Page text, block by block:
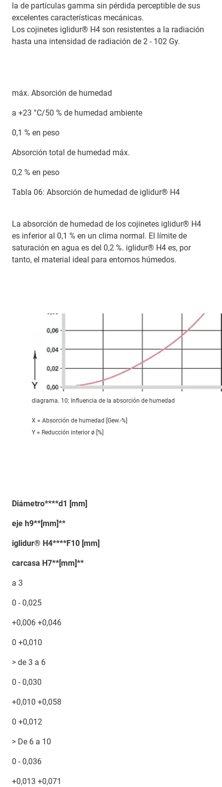
la de partículas gamma sin pérdida perceptible de sus
excelentes características mecánicas.
Los cojinetes iglidur® H4 son resistentes a la radiación
hasta una intensidad de radiación de 2 - 102 Gy.
máx. Absorción de humedad
a +23 °C/50 % de humedad ambiente
0,1 % en peso
Absorción total de humedad máx.
0,2 % en peso
Tabla 06: Absorción de humedad de iglidur® H4
La absorción de humedad de los cojinetes iglidur® H4
es inferior al 0,1 % en un clima normal. El límite de
saturación en agua es del 0,2 %. iglidur® H4 es, por
tanto, el material ideal para entornos húmedos.
diagrama. 10: Influencia de la absorción de humedad
X = Absorción de humedad [Gew.-%]
Y = Reducción interior ø [%]
Diámetro****d1 [mm]
eje h9**[mm]**
iglidur® H4****F10 [mm]
carcasa H7**[mm]**
a 3
0 - 0,025
+0,006 +0,046
0 +0,010
> de 3 a 6
0 - 0,030
+0,010 +0,058
0 +0,012
> De 6 a 10
0 - 0,036
+0,013 +0,071